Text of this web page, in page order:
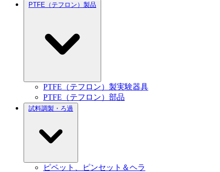
PTFE（テフロン）製品
PTFE（テフロン）製実験器具
PTFE（テフロン）部品
試料調製・ろ過
ピペット、ピンセット＆ヘラ